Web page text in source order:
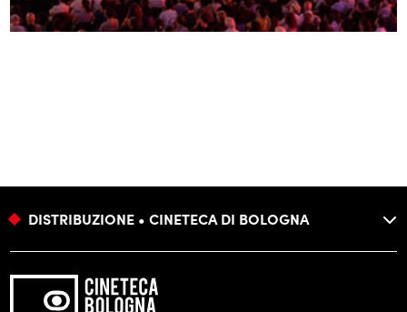
DISTRIBUZIONE • CINETECA DI BOLOGNA
FONDAZIONE
PROGRAMMAZIONE